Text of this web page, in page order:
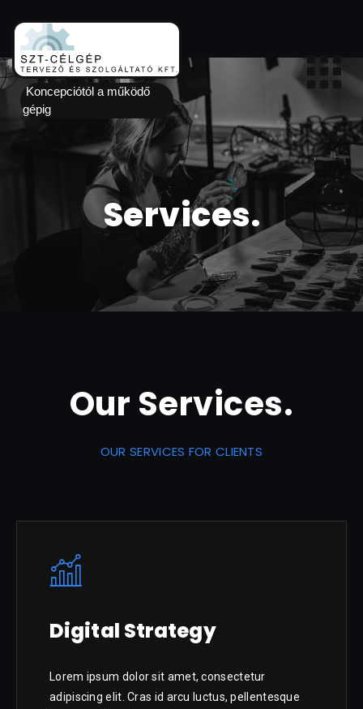
Koncepciótól a működő
gépig
Services.
Our Services.
OUR SERVICES FOR CLIENTS
Digital Strategy
Lorem ipsum dolor sit amet, consectetur
adipiscing elit. Cras id arcu luctus, pellentesque